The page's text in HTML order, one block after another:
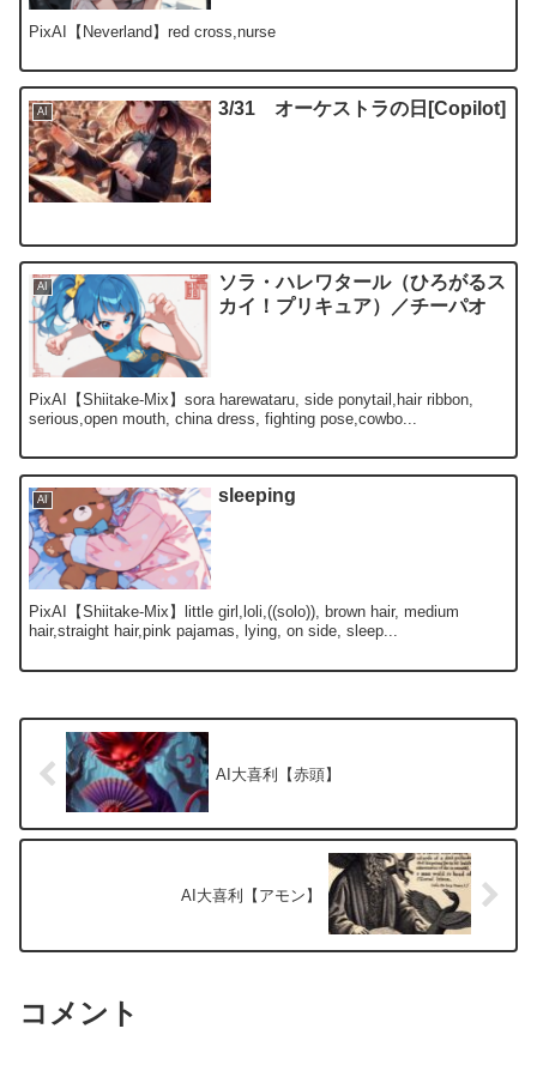
PixAI【Neverland】red cross,nurse
AI 3/31 オーケストラの日[Copilot]
AI
ソラ・ハレワタール（ひろがるス
カイ！プリキュア）／チーパオ
PixAI【Shiitake-Mix】sora harewataru, side ponytail,hair ribbon,
serious,open mouth, china dress, fighting pose,cowbo...
AI sleeping
PixAI【Shiitake-Mix】little girl,loli,((solo)), brown hair, medium
hair,straight hair,pink pajamas, lying, on side, sleep...
AI大喜利【赤頭】
AI大喜利【アモン】
コメント